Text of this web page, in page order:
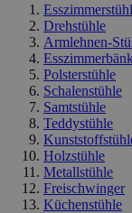
Drehstühle
Armlehnen-
Polsterstühle
Schalenstühle
Samtstühle
Teddystühle
Holzstühle
Metallstühle
Freischwinger
Küchenstühle